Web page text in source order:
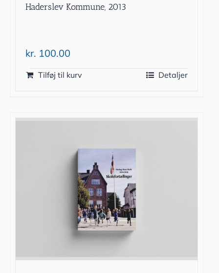
Haderslev Kommune, 2013
kr. 100.00
Tilføj til kurv Detaljer